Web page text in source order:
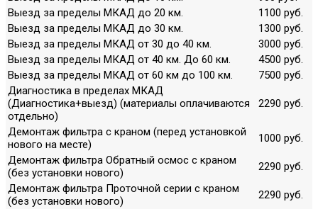
Выезд за пределы МКАД до 20 км.
1100 руб.
Выезд за пределы МКАД до 30 км.
1300 руб.
Выезд за пределы МКАД от 30 до 40 км.
3000 руб.
Выезд за пределы МКАД от 40 км. До 60 км.
4500 руб.
Выезд за пределы МКАД от 60 км до 100 км.
7500 руб.
Диагностика в пределах МКАД
(Диагностика+выезд) (материалы оплачиваются
отдельно)
2290 руб.
Демонтаж фильтра с краном (перед установкой
нового на месте)
1000 руб.
Демонтаж фильтра Обратный осмос с краном
(без установки нового)
2290 руб.
Демонтаж фильтра Проточной серии с краном
(без установки нового)
2290 руб.